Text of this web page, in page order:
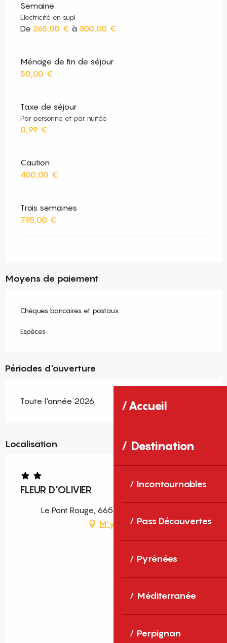
Accueil
Destination
Incontournables
Pass Découvertes
Pyrénées
Méditerranée
Perpignan
Semaine
Electricité en supl
De 265,00 € à 300,00 €
Ménage de fin de séjour
50,00 €
Taxe de séjour
Par personne et par nuitée
0,99 €
Caution
400,00 €
Trois semaines
795,00 €
Moyens de paiement
Chèques bancaires et postaux
Espèces
Périodes d'ouverture
Toute l'année 2026
Localisation
FLEUR D'OLIVIER
Le Pont Rouge, 66500 Molitg-les-Bains
M'y rendre